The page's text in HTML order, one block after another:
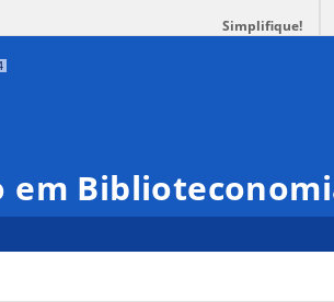
Simplifique!
em